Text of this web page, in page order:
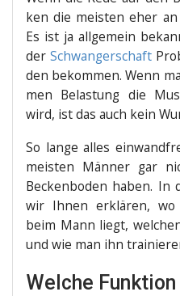
ken die meis­ten eher an
Es ist ja all­ge­mein
derSchwan­ger­schaft
den bekom­men. Wenn
men Belas­tung die
wird, ist das auch kein
So lan­ge alles
meis­ten Män­ner gar
Becken­bo­den haben. In
wir Ihnen erklä­ren, wo
beim Mann liegt,
und wie man ihn
Welche